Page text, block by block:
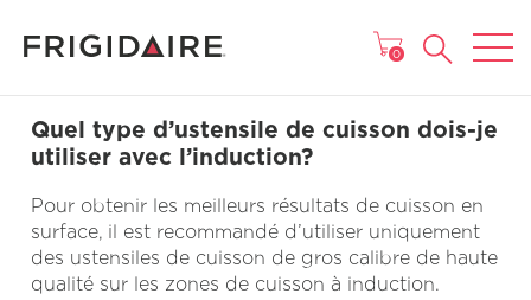
MENU
0
Quel type d’ustensile de cuisson dois-je
utiliser avec l’induction?
Pour obtenir les meilleurs résultats de cuisson en
surface, il est recommandé d’utiliser uniquement
des ustensiles de cuisson de gros calibre de haute
qualité sur les zones de cuisson à induction.